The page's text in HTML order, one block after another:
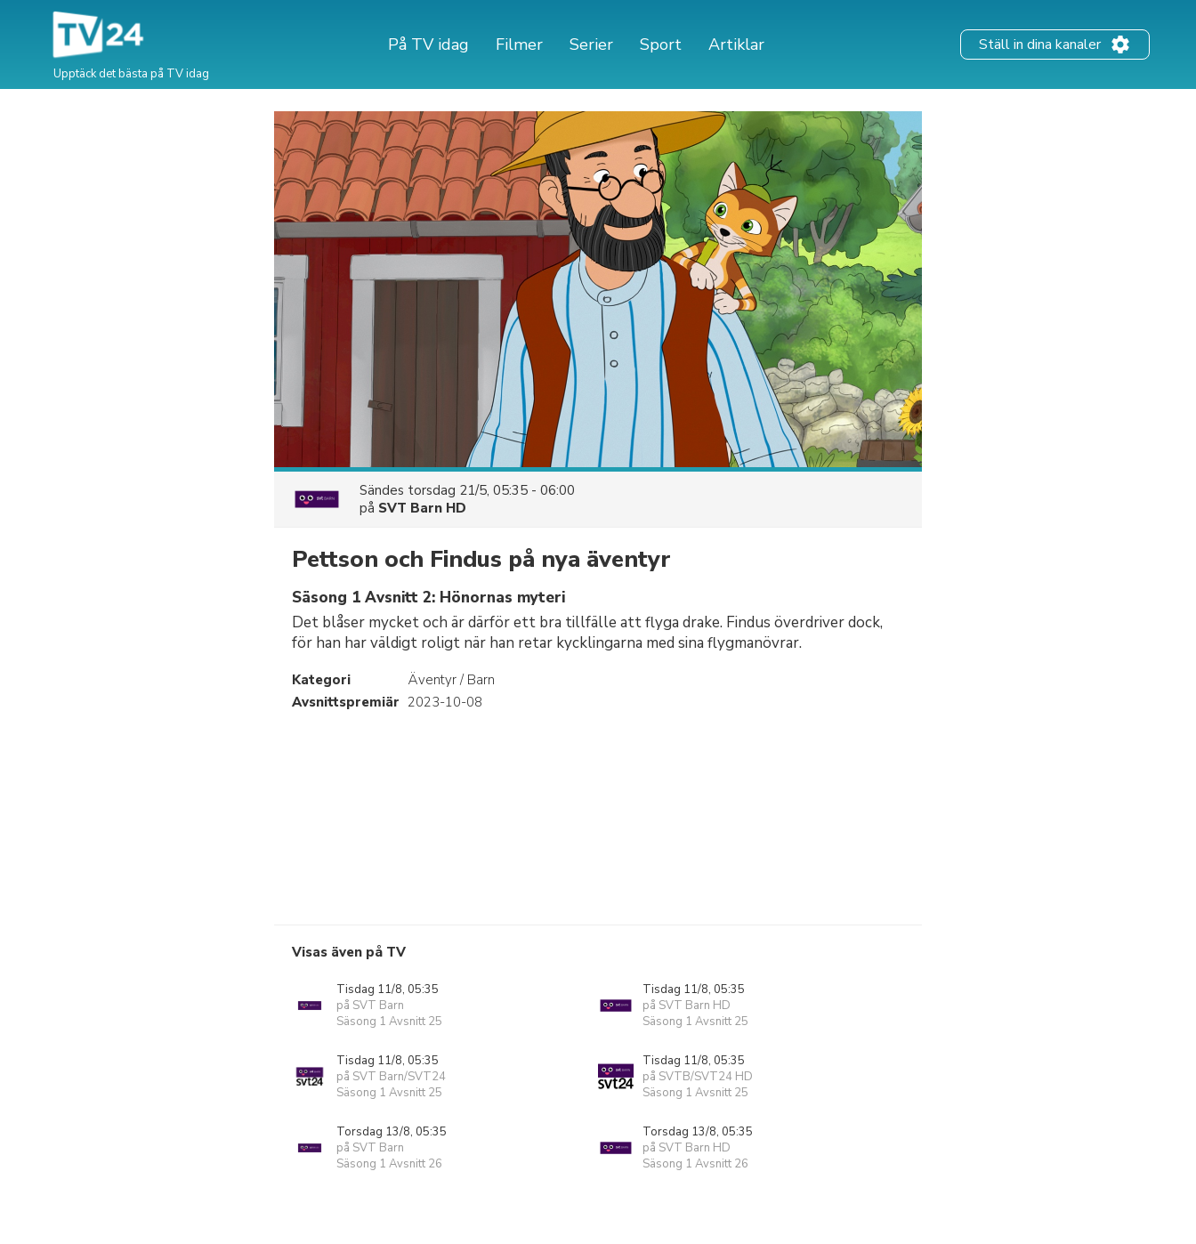
Upptäck det bästa på TV idag
På TV idag Filmer Serier Sport Artiklar Ställ in dina kanaler
Sändes torsdag 21/5, 05:35 - 06:00
på SVT Barn HD
Pettson och Findus på nya äventyr
Säsong 1 Avsnitt 2: Hönornas myteri
Det blåser mycket och är därför ett bra tillfälle att flyga drake. Findus överdriver dock,
för han har väldigt roligt när han retar kycklingarna med sina flygmanövrar.
Kategori
Äventyr / Barn
Avsnittspremiär 2023-10-08
Visas även på TV
Tisdag 11/8, 05:35
på SVT Barn
Säsong 1 Avsnitt 25
Tisdag 11/8, 05:35
på SVT Barn HD
Säsong 1 Avsnitt 25
Tisdag 11/8, 05:35
på SVT Barn/SVT24
Säsong 1 Avsnitt 25
Tisdag 11/8, 05:35
på SVTB/SVT24 HD
Säsong 1 Avsnitt 25
Torsdag 13/8, 05:35
på SVT Barn
Säsong 1 Avsnitt 26
Torsdag 13/8, 05:35
på SVT Barn HD
Säsong 1 Avsnitt 26